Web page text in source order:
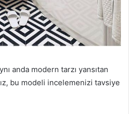
anda modern tarzı yansıtan
bu modeli incelemenizi tavsiye